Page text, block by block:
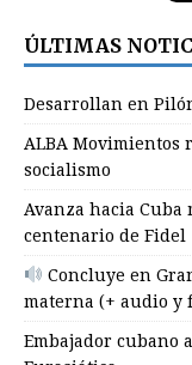
ÚLTIMAS
Desarrollan en
ALBA Movimientos
socialismo
Avanza hacia
centenario de Fidel
Concluye en
materna (+ audio y
Embajador cubano